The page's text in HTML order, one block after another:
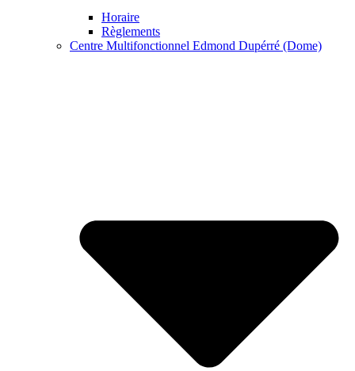
Horaire
Règlements
Centre Multifonctionnel Edmond Dupérré (Dome)